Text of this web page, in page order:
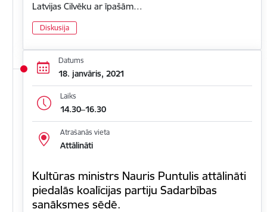
Latvijas Cilvēku ar īpašām…
Diskusija
Datums
18. janvāris, 2021
Laiks
14.30–16.30
Atrašanās vieta
Attālināti
Kultūras ministrs Nauris Puntulis attālināti
piedalās koalīcijas partiju Sadarbības
sanāksmes sēdē.